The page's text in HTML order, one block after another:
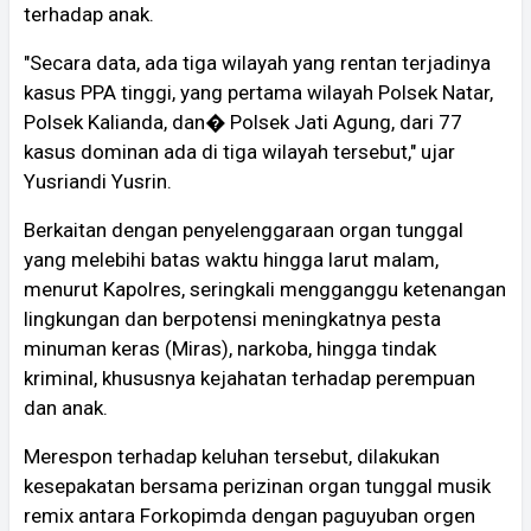
terhadap anak.
"Secara data, ada tiga wilayah yang rentan terjadinya
kasus PPA tinggi, yang pertama wilayah Polsek Natar,
Polsek Kalianda, dan� Polsek Jati Agung, dari 77
kasus dominan ada di tiga wilayah tersebut," ujar
Yusriandi Yusrin.
Berkaitan dengan penyelenggaraan organ tunggal
yang melebihi batas waktu hingga larut malam,
menurut Kapolres, seringkali mengganggu ketenangan
lingkungan dan berpotensi meningkatnya pesta
minuman keras (Miras), narkoba, hingga tindak
kriminal, khususnya kejahatan terhadap perempuan
dan anak.
Merespon terhadap keluhan tersebut, dilakukan
kesepakatan bersama perizinan organ tunggal musik
remix antara Forkopimda dengan paguyuban orgen